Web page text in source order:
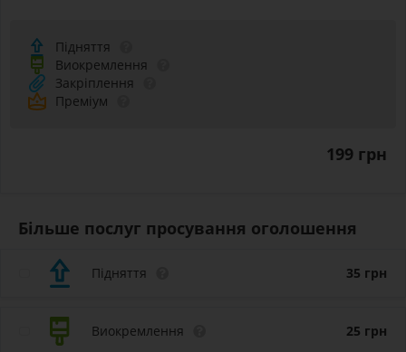
Підняття
Виокремлення
Закріплення
Преміум
199 грн
Більше послуг просування оголошення
Підняття 35 грн
Виокремлення 25 грн